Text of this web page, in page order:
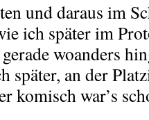
und daraus im
ich später im
woanders
später, an der
komisch war’s